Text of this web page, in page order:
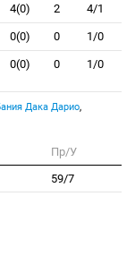
4(0) 2 4/1
0(0) 0 1/0
0(0) 0 1/0
Дака Дарио,
Пр/У
59/7